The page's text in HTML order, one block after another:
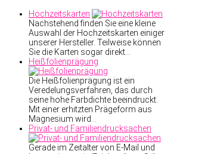
Hochzeitskarten
Nachstehend finden Sie eine kleine
Auswahl der Hochzeitskarten einiger
unserer Hersteller. Teilweise können
Sie die Karten sogar direkt…
Heißfolienprägung
Die Heißfolienprägung ist ein
Veredelungsverfahren, das durch
seine hohe Farbdichte beeindruckt.
Mit einer erhitzten Prägeform aus
Magnesium wird…
Privat- und Familiendrucksachen
Gerade im Zeitalter von E-Mail und